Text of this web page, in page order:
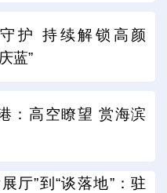
护 持续解锁高颜
蓝”
：高空瞭望 赏海滨
厅”到“谈落地”：驻